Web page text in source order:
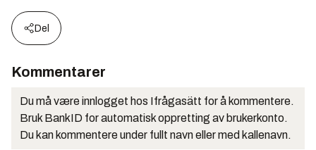
Del
Kommentarer
Du må være innlogget hos Ifrågasätt for å kommentere.
Bruk BankID for automatisk oppretting av brukerkonto.
Du kan kommentere under fullt navn eller med kallenavn.